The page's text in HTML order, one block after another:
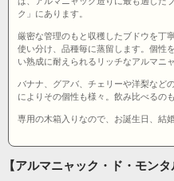
ク」にあります。
厳密な管理のもと収穫したブドウを丁
使い分け、品種毎に蒸留します。個性
い熟成に耐えられるリッチなアルマニ
バナナ、グアバ、チェリーや洋梨など
によりその個性も様々。飲み比べるの
専用の木箱入りなので、お誕生日、結
【アルマニャック・ド・モンタ